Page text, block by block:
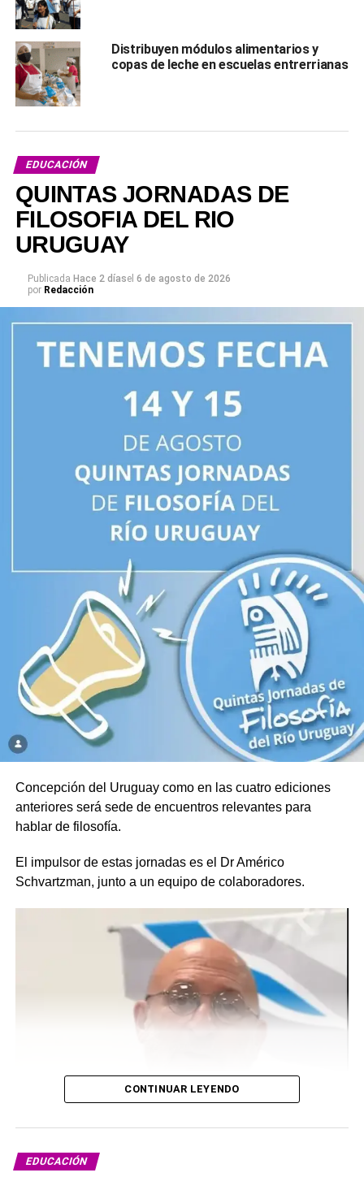
Distribuyen módulos alimentarios y
copas de leche en escuelas entrerrianas
EDUCACIÓN
QUINTAS JORNADAS DE
FILOSOFIA DEL RIO
URUGUAY
Publicada Hace 2 díasel 6 de agosto de 2026
por Redacción
Concepción del Uruguay como en las cuatro ediciones
anteriores será sede de encuentros relevantes para
hablar de filosofía.
El impulsor de estas jornadas es el Dr Américo
Schvartzman, junto a un equipo de colaboradores.
CONTINUAR LEYENDO
EDUCACIÓN